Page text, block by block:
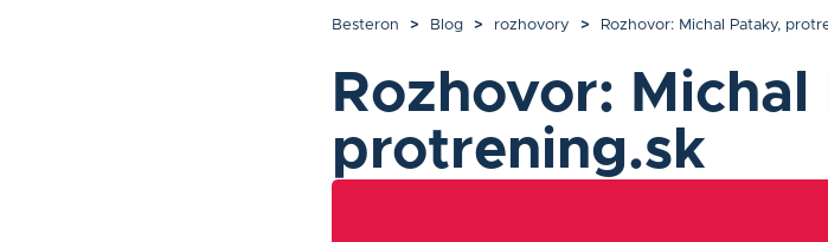
Besteron > Blog > rozhovory > Rozhovor: Michal Pataky,
Rozhovor: Michal
protrening.sk